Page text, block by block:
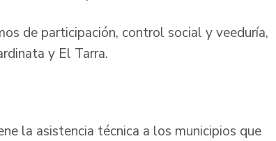
de participación, control social y veeduría,
y El Tarra.
la asistencia técnica a los municipios que